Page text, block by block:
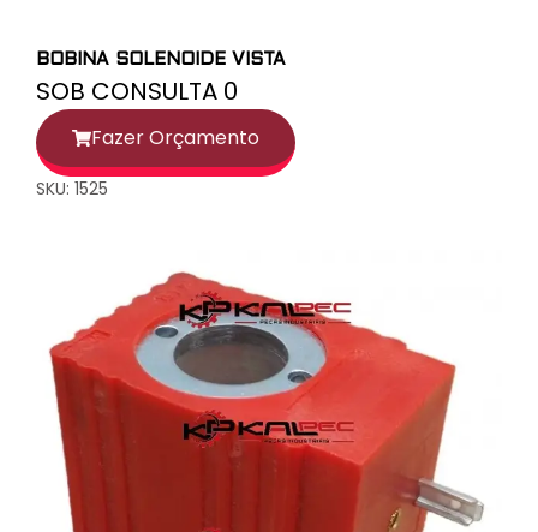
BOBINA SOLENOIDE VISTA
SOB CONSULTA 0
Fazer Orçamento
SKU: 1525